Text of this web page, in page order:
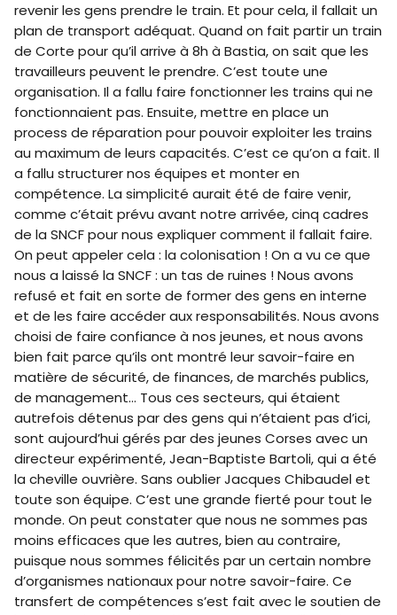
revenir les gens prendre le train. Et pour cela, il fallait un
plan de transport adéquat. Quand on fait partir un train
de Corte pour qu’il arrive à 8h à Bastia, on sait que les
travailleurs peuvent le prendre. C’est toute une
organisation. Il a fallu faire fonctionner les trains qui ne
fonctionnaient pas. Ensuite, mettre en place un
process de réparation pour pouvoir exploiter les trains
au maximum de leurs capacités. C’est ce qu’on a fait. Il
a fallu structurer nos équipes et monter en
compétence. La simplicité aurait été de faire venir,
comme c’était prévu avant notre arrivée, cinq cadres
de la SNCF pour nous expliquer comment il fallait faire.
On peut appeler cela : la colonisation ! On a vu ce que
nous a laissé la SNCF : un tas de ruines ! Nous avons
refusé et fait en sorte de former des gens en interne
et de les faire accéder aux responsabilités. Nous avons
choisi de faire confiance à nos jeunes, et nous avons
bien fait parce qu’ils ont montré leur savoir-faire en
matière de sécurité, de finances, de marchés publics,
de management… Tous ces secteurs, qui étaient
autrefois détenus par des gens qui n’étaient pas d’ici,
sont aujourd’hui gérés par des jeunes Corses avec un
directeur expérimenté, Jean-Baptiste Bartoli, qui a été
la cheville ouvrière. Sans oublier Jacques Chibaudel et
toute son équipe. C’est une grande fierté pour tout le
monde. On peut constater que nous ne sommes pas
moins efficaces que les autres, bien au contraire,
puisque nous sommes félicités par un certain nombre
d’organismes nationaux pour notre savoir-faire. Ce
transfert de compétences s’est fait avec le soutien de